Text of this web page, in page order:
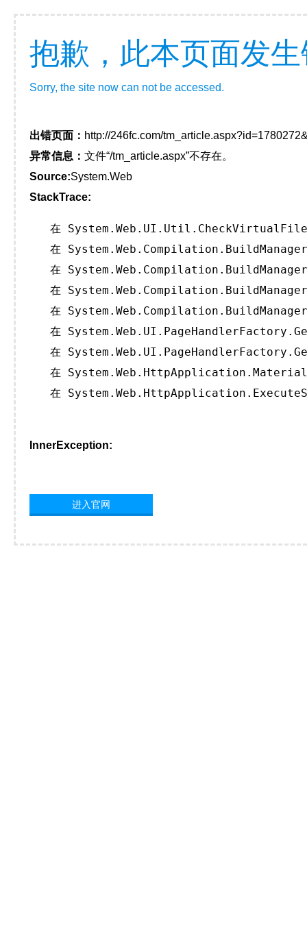
抱歉，此本页面发
Sorry, the site now can not be accessed.
出错页面： http://246fc.com/
异常信息： 文件“/tm_article.aspx”不存在。
Source:System.Web
StackTrace:
在
在
在
在
在
在
在
在
在
InnerException:
进入官网